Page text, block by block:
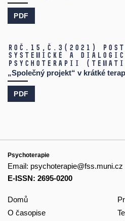
PDF
Roč.15, č.3 (2021)
systemické a
psychoterapii
„Společný projekt“ v krátké
PDF
Psychoterapie
Email: psychoterapie@fss.muni.cz
E-ISSN: 2695-0200
Domů
O časopise